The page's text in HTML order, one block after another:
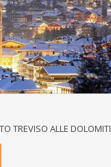
TREVISO ALLE DOLOMITI